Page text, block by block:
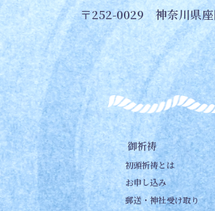
〒252-0029 神奈川県座
御祈祷
初頭祈祷とは
お申し込み
郵送・神社受け取り